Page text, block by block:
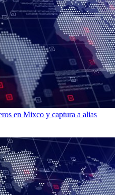
en Mixco y captura a alias